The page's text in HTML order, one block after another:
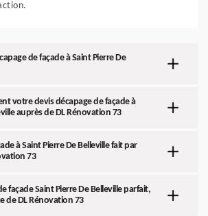
de façade à Saint Pierre De
votre devis décapage de façade à
auprès de DL Rénovation 73
à Saint Pierre De Belleville fait par
73
façade Saint Pierre De Belleville parfait,
de DL Rénovation 73